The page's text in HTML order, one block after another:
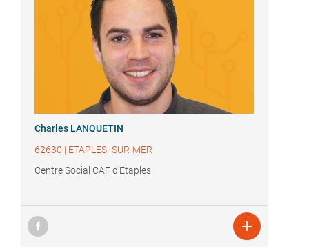
Charles LANQUETIN
62630 | ETAPLES -SUR-MER
Centre Social CAF d'Etaples
